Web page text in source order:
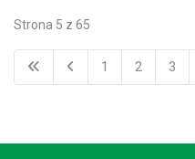
Strona 5 z 65
1 2 3